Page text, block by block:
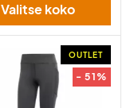
Valitse koko
OUTLET
- 51%